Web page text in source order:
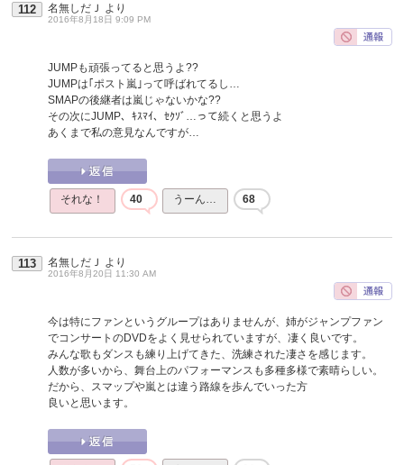
112 名無しだＪ より
2016年8月18日 9:09 PM
JUMPも頑張ってると思うよ??
JUMPは｢ポスト嵐｣って呼ばれてるし…
SMAPの後継者は嵐じゃないかな??
その次にJUMP、ｷｽﾏｲ、ｾｸｿﾞ…って続くと思うよ
あくまで私の意見なんですが…
それな！ 40 うーん… 68
113 名無しだＪ より
2016年8月20日 11:30 AM
今は特にファンというグループはありませんが、姉がジャンプファン
でコンサートのDVDをよく見せられていますが、凄く良いです。
みんな歌もダンスも練り上げてきた、洗練された凄さを感じます。
人数が多いから、舞台上のパフォーマンスも多種多様で素晴らしい。
だから、スマップや嵐とは違う路線を歩んでいった方
良いと思います。